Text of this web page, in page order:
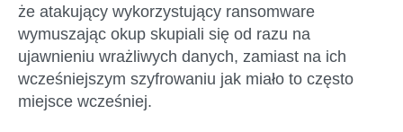
że atakujący wykorzystujący ransomware
wymuszając okup skupiali się od razu na
ujawnieniu wrażliwych danych, zamiast na ich
wcześniejszym szyfrowaniu jak miało to często
miejsce wcześniej.